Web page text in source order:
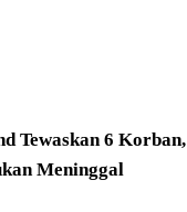
Tewaskan 6 Korban,
Meninggal